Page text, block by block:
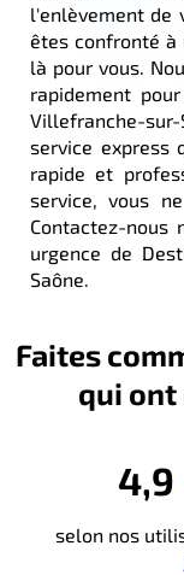
l'enlèvement de
êtes confronté à
là pour vous.
rapidement
Villefranche-sur-
service express
rapide et
service, vous
Contactez-nous
urgence de
Saône.
Faites
qui
4,9
selon nos